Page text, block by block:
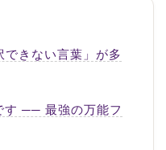
できない言葉」が多
す ── 最強の万能フ